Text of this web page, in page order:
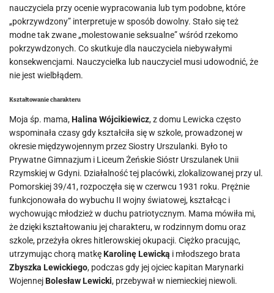
nauczyciela przy ocenie wypracowania lub tym podobne, które
„pokrzywdzony” interpretuje w sposób dowolny. Stało się też
modne tak zwane „molestowanie seksualne” wśród rzekomo
pokrzywdzonych. Co skutkuje dla nauczyciela niebywałymi
konsekwencjami. Nauczycielka lub nauczyciel musi udowodnić, że
nie jest wielbłądem.
Kształtowanie charakteru
Moja śp. mama,Halina Wójcikiewicz, z domu Lewicka często
wspominała czasy gdy kształciła się w szkole, prowadzonej w
okresie międzywojennym przez Siostry Urszulanki. Było to
Prywatne Gimnazjum i Liceum Żeńskie Sióstr Urszulanek Unii
Rzymskiej w Gdyni. Działalność tej placówki, zlokalizowanej przy ul.
Pomorskiej 39/41, rozpoczęła się w czerwcu 1931 roku. Prężnie
funkcjonowała do wybuchu II wojny światowej, kształcąc i
wychowując młodzież w duchu patriotycznym. Mama mówiła mi,
że dzięki kształtowaniu jej charakteru, w rodzinnym domu oraz
szkole, przeżyła okres hitlerowskiej okupacji. Ciężko pracując,
utrzymując chorą matkęKarolinę Lewicką i młodszego brata
Zbyszka Lewickiego, podczas gdy jej ojciec kapitan Marynarki
WojennejBolesław Lewicki, przebywał w niemieckiej niewoli.